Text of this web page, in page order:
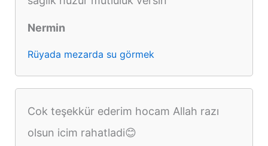
Nermin
Rüyada mezarda su görmek
Cok teşekkür ederim hocam Allah razı
olsun icim rahatladi😊